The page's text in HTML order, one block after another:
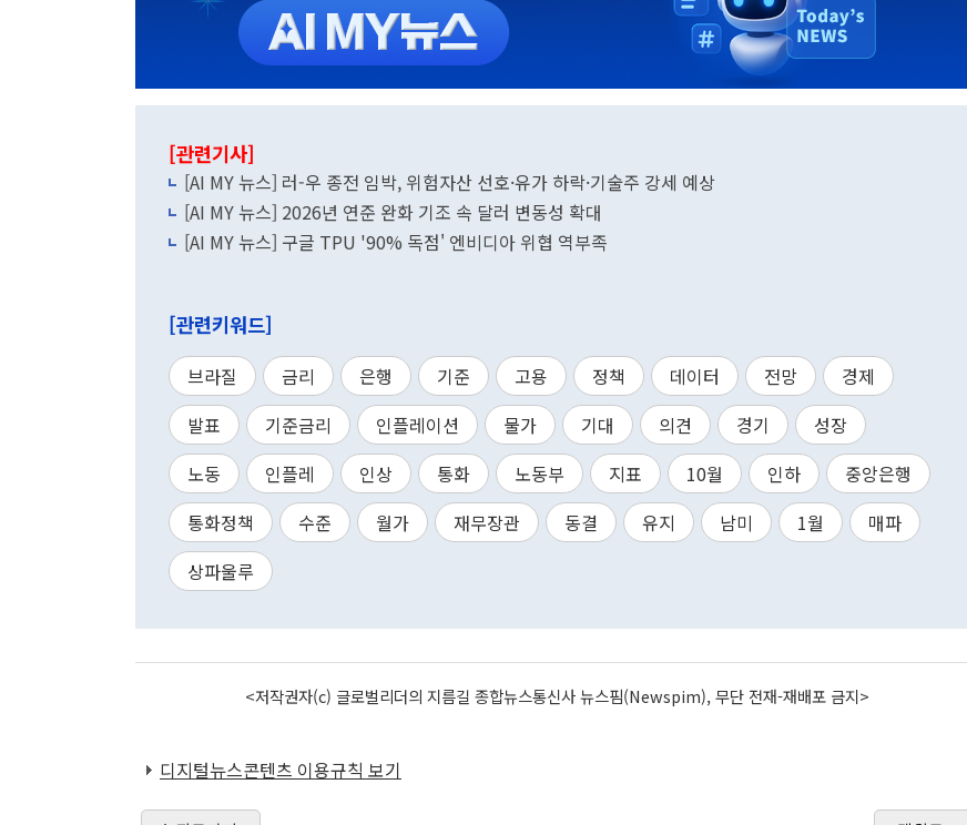
[관련기사]
[AI MY 뉴스] 러-우 종전 임박, 위험자산 선호·유가 하락·기술주 강세 예상
[AI MY 뉴스] 2026년 연준 완화 기조 속 달러 변동성 확대
[AI MY 뉴스] 구글 TPU '90% 독점' 엔비디아 위협 역부족
[관련키워드]
브라질 금리 은행 기준 고용 정책 데이터 전망
경제
발표
기준금리 인플레이션 물가 기대 의견 경기
성장
노동
인플레 인상 통화 노동부 지표 10월 인하
중앙은행
통화정책
수준 월가 재무장관 동결 유지 남미 1월
매파
상파울루
<저작권자(c) 글로벌리더의 지름길 종합뉴스통신사 뉴스핌(Newspim), 무단 전재-재배포 금지>
디지털뉴스콘텐츠 이용규칙 보기